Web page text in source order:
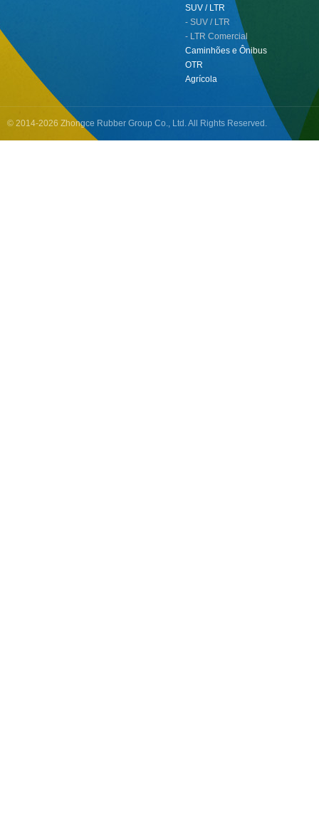
SUV / LTR
- SUV / LTR
- LTR Comercial
Caminhões e Ônibus
OTR
Agrícola
© 2014-2026 Zhongce Rubber Group Co., Ltd. All Rights Reserved.